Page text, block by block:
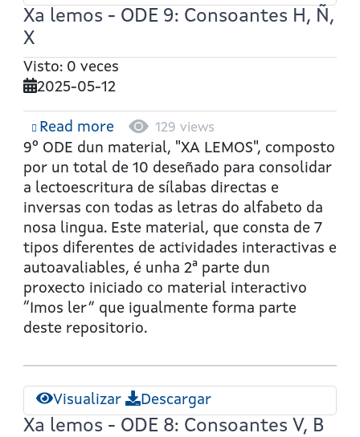
Xa lemos - ODE 9: Consoantes H, Ñ,
X
Visto: 0 veces
2025-05-12
Read moreabout
Xa
lemos
-
ODE
9:
Consoantes
H,
Ñ,
X
129 views
9º ODE dun material, "XA LEMOS", composto
por un total de 10 deseñado para consolidar
a lectoescritura de sílabas directas e
inversas con todas as letras do alfabeto da
nosa lingua. Este material, que consta de 7
tipos diferentes de actividades interactivas e
autoavaliables, é unha 2ª parte dun
proxecto iniciado co material interactivo
“Imos ler” que igualmente forma parte
deste repositorio.
Visualizar Descargar
Xa lemos - ODE 8: Consoantes V, B